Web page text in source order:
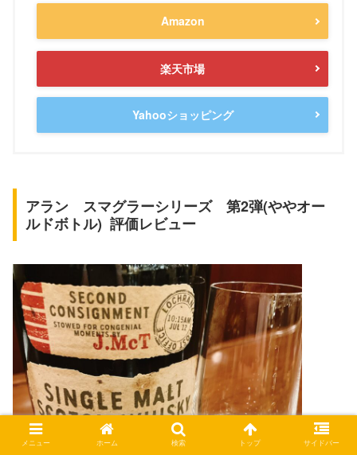
Amazon
楽天市場
Yahooショッピング
アラン スマグラーシリーズ 第2弾(ややオー
ルドボトル) 評価レビュー
メニュー ホーム 検索 トップ サイドバー